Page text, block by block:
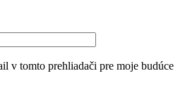
v tomto prehliadači pre moje budúce